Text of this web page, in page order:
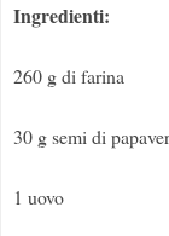
Ingredienti:
260 g di farina
30 g semi di
1 uovo